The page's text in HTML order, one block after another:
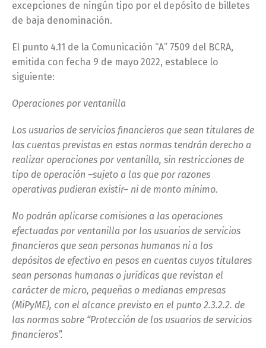
excepciones de ningún tipo por el depósito de billetes
de baja denominación.
El punto 4.11 de la Comunicación “A” 7509 del BCRA,
emitida con fecha 9 de mayo 2022, establece lo
siguiente:
Operaciones por ventanilla
Los usuarios de servicios financieros que sean titulares de
las cuentas previstas en estas normas tendrán derecho a
realizar operaciones por ventanilla, sin restricciones de
tipo de operación –sujeto a las que por razones
operativas pudieran existir– ni de monto mínimo.
No podrán aplicarse comisiones a las operaciones
efectuadas por ventanilla por los usuarios de servicios
financieros que sean personas humanas ni a los
depósitos de efectivo en pesos en cuentas cuyos titulares
sean personas humanas o jurídicas que revistan el
carácter de micro, pequeñas o medianas empresas
(MiPyME), con el alcance previsto en el punto 2.3.2.2. de
las normas sobre “Protección de los usuarios de servicios
financieros”.